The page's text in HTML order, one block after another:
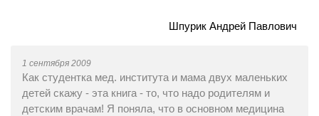
Шпурик Андрей Павлович
1 сентября 2009
Как студентка мед. института и мама двух маленьких
детей скажу - эта книга - то, что надо родителям и
детским врачам! Я поняла, что в основном медицина